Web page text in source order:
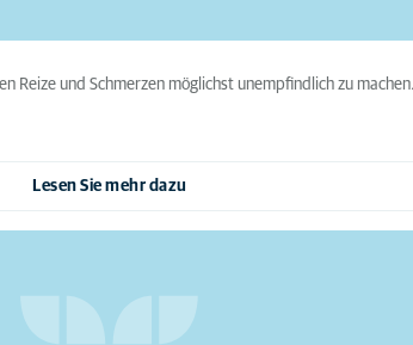
und Schmerzen möglichst unempfindlich zu
Lesen Sie mehr dazu